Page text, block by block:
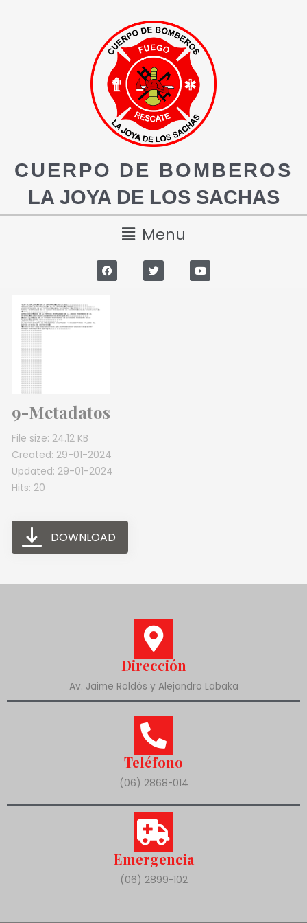
CUERPO DE BOMBEROS
LA JOYA DE LOS SACHAS
Menu
9-Metadatos
File size: 24.12 KB
Created: 29-01-2024
Updated: 29-01-2024
Hits: 20
DOWNLOAD
Dirección
Av. Jaime Roldós y Alejandro Labaka
Teléfono
(06) 2868-014
Emergencia
(06) 2899-102